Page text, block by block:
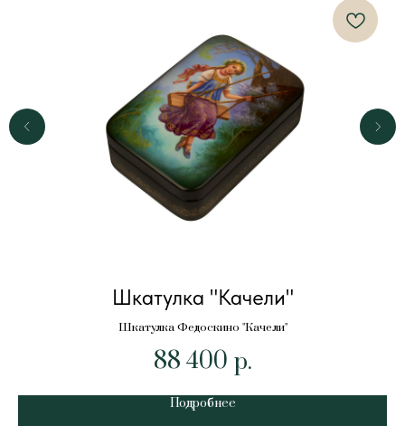
Шкатулка "Качели"
Шкатулка Федоскино "Качели"
88 400 р.
Подробнее